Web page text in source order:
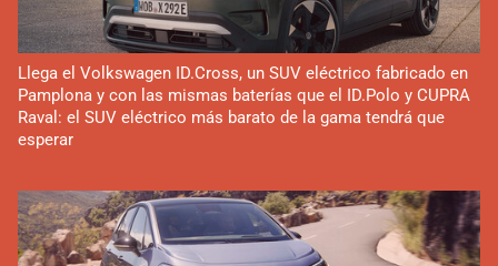
Llega el Volkswagen ID.Cross, un SUV eléctrico fabricado en
Pamplona y con las mismas baterías que el ID.Polo y CUPRA
Raval: el SUV eléctrico más barato de la gama tendrá que
esperar